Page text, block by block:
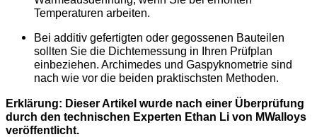
Temperaturen arbeiten.
Bei additiv gefertigten oder gegossenen Bauteilen
sollten Sie die Dichtemessung in Ihren Prüfplan
einbeziehen. Archimedes und Gaspyknometrie sind
nach wie vor die beiden praktischsten Methoden.
Erklärung: Dieser Artikel wurde nach einer Überprüfung
durch den technischen Experten Ethan Li von MWalloys
veröffentlicht.